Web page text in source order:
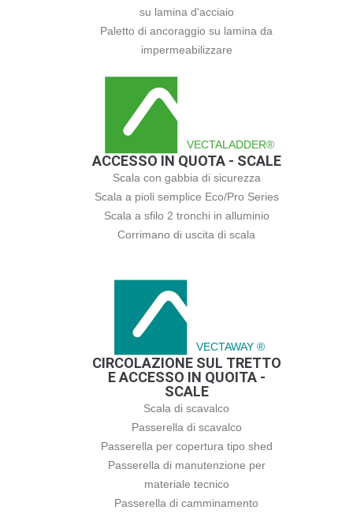
su lamina d'acciaio
Paletto di ancoraggio su lamina da
impermeabilizzare
VECTALADDER®
ACCESSO IN QUOTA - SCALE
Scala con gabbia di sicurezza
Scala a pioli semplice Eco/Pro Series
Scala a sfilo 2 tronchi in alluminio
Corrimano di uscita di scala
VECTAWAY ®
CIRCOLAZIONE SUL TRETTO
E ACCESSO IN QUOITA -
SCALE
Scala di scavalco
Passerella di scavalco
Passerella per copertura tipo shed
Passerella di manutenzione per
materiale tecnico
Passerella di camminamento